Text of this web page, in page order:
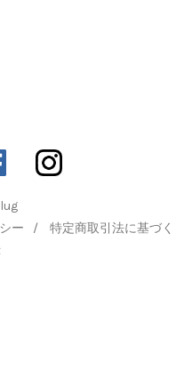
ー /
特定商取引法に基づく